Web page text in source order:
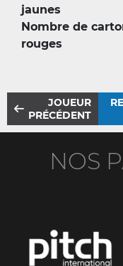
jaunes
Nombre de
rouges
JOUEUR
PRÉCÉDENT
NOS